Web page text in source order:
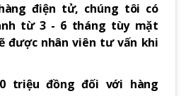
điện tử, chúng tôi có
từ 3 - 6 tháng tùy mặt
được nhân viên tư vấn khi
triệu đồng đối với hàng